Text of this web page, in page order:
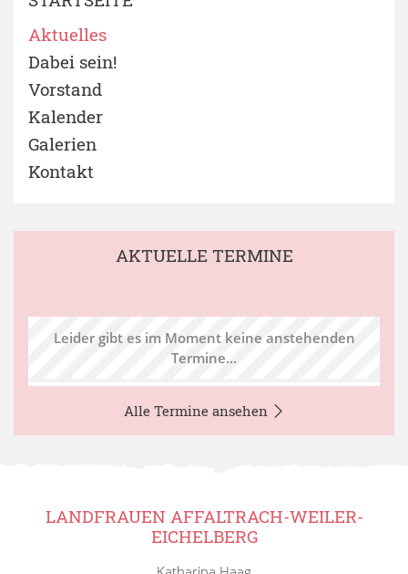
Aktuelles
Dabei sein!
Vorstand
Kalender
Galerien
Kontakt
AKTUELLE TERMINE
Leider gibt es im Moment keine anstehenden
Termine...
Alle Termine ansehen
LANDFRAUEN AFFALTRACH-WEILER-
EICHELBERG